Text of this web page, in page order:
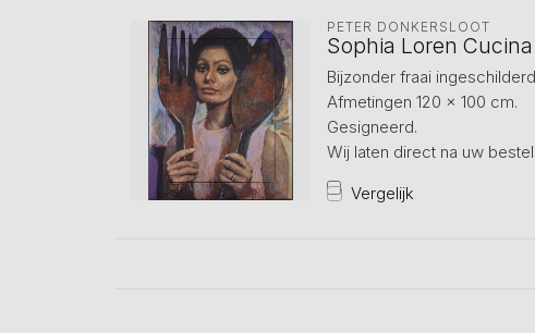
PETER DONKERSLOOT
Sophia Loren
Bijzonder fraai
Afmetingen 120 x 100 cm.
Gesigneerd.
Wij laten direct na uw
Vergelijk